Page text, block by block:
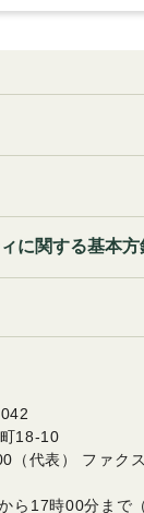
に関する基本方
18-10
（代表） ファク
ら17時00分まで